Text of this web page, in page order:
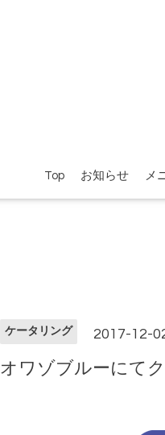
Top お知らせ メ
ケータリング 2017-12-
オワゾブルーにて